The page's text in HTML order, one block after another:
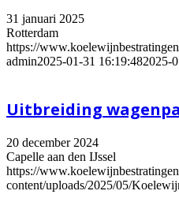
31 januari 2025
Rotterdam
https://
admin2025-01-31 16:19:482025-
Uitbreiding
20 december 2024
Capelle aan den IJssel
https://
content/uploads/2025/05/